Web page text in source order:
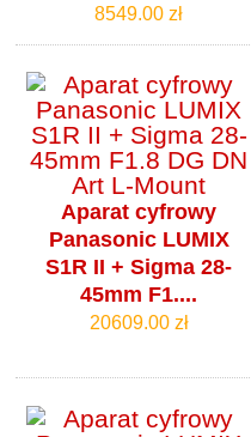
8549.00 zł
Aparat cyfrowy
Panasonic LUMIX
S1R II + Sigma 28-
45mm F1....
20609.00 zł